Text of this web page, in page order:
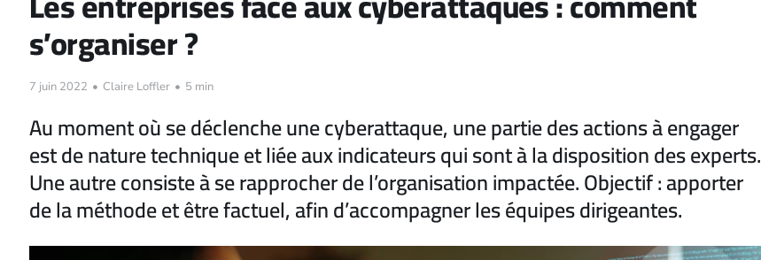
s’organiser ?
7 juin 2022 • Claire Loffler • 5 min
Au moment où se déclenche une cyberattaque, une partie des actions à engager
est de nature technique et liée aux indicateurs qui sont à la disposition des experts.
Une autre consiste à se rapprocher de l’organisation impactée. Objectif : apporter
de la méthode et être factuel, afin d’accompagner les équipes dirigeantes.